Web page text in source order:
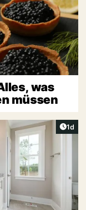
was
müssen
1d